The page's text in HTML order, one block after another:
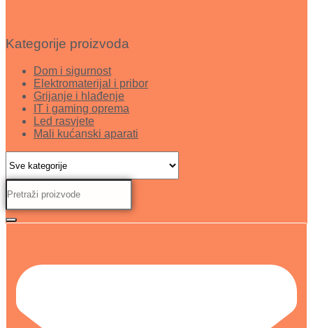
Kategorije proizvoda
Dom i sigurnost
Elektromaterijal i pribor
Grijanje i hlađenje
IT i gaming oprema
Led rasvjete
Mali kućanski aparati